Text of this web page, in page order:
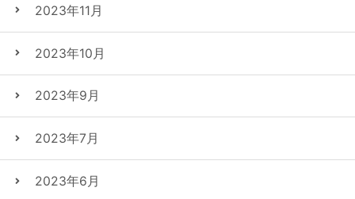
2023年11月
2023年10月
2023年9月
2023年7月
2023年6月